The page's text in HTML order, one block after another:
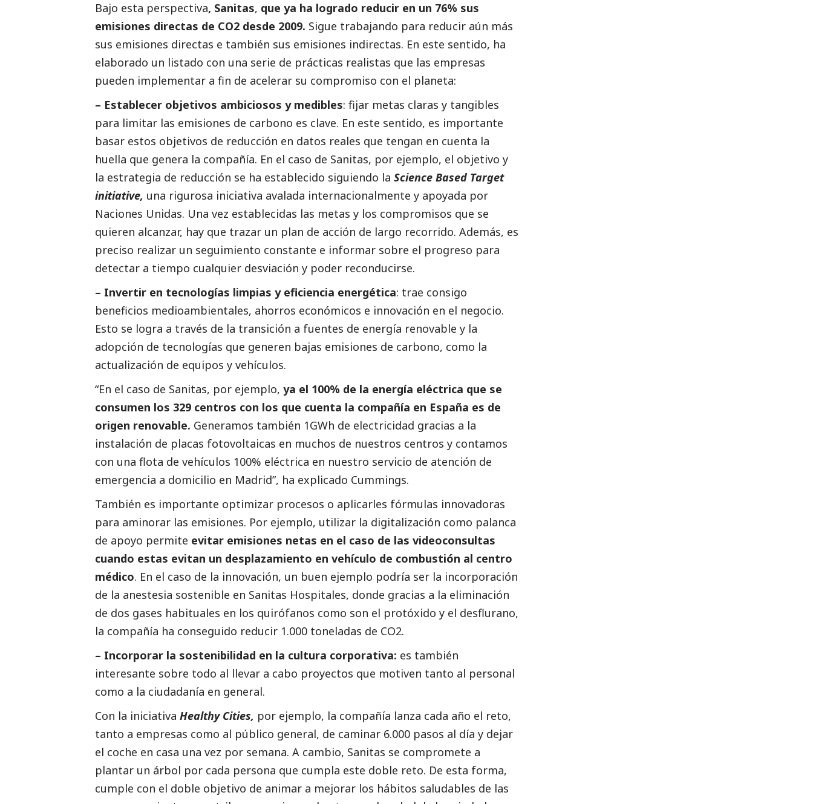
Bajo esta perspectiva, Sanitas, que ya ha logrado reducir en un 76% sus
emisiones directas de CO2 desde 2009. Sigue trabajando para reducir aún más
sus emisiones directas e también sus emisiones indirectas. En este sentido, ha
elaborado un listado con una serie de prácticas realistas que las empresas
pueden implementar a fin de acelerar su compromiso con el planeta:
– Establecer objetivos ambiciosos y medibles: fijar metas claras y tangibles
para limitar las emisiones de carbono es clave. En este sentido, es importante
basar estos objetivos de reducción en datos reales que tengan en cuenta la
huella que genera la compañía. En el caso de Sanitas, por ejemplo, el objetivo y
la estrategia de reducción se ha establecido siguiendo la Science Based Target
initiative, una rigurosa iniciativa avalada internacionalmente y apoyada por
Naciones Unidas. Una vez establecidas las metas y los compromisos que se
quieren alcanzar, hay que trazar un plan de acción de largo recorrido. Además, es
preciso realizar un seguimiento constante e informar sobre el progreso para
detectar a tiempo cualquier desviación y poder reconducirse.
– Invertir en tecnologías limpias y eficiencia energética: trae consigo
beneficios medioambientales, ahorros económicos e innovación en el negocio.
Esto se logra a través de la transición a fuentes de energía renovable y la
adopción de tecnologías que generen bajas emisiones de carbono, como la
actualización de equipos y vehículos.
“En el caso de Sanitas, por ejemplo, ya el 100% de la energía eléctrica que se
consumen los 329 centros con los que cuenta la compañía en España es de
origen renovable. Generamos también 1GWh de electricidad gracias a la
instalación de placas fotovoltaicas en muchos de nuestros centros y contamos
con una flota de vehículos 100% eléctrica en nuestro servicio de atención de
emergencia a domicilio en Madrid”, ha explicado Cummings.
También es importante optimizar procesos o aplicarles fórmulas innovadoras
para aminorar las emisiones. Por ejemplo, utilizar la digitalización como palanca
de apoyo permite evitar emisiones netas en el caso de las videoconsultas
cuando estas evitan un desplazamiento en vehículo de combustión al centro
médico. En el caso de la innovación, un buen ejemplo podría ser la incorporación
de la anestesia sostenible en Sanitas Hospitales, donde gracias a la eliminación
de dos gases habituales en los quirófanos como son el protóxido y el desflurano,
la compañía ha conseguido reducir 1.000 toneladas de CO2.
– Incorporar la sostenibilidad en la cultura corporativa: es también
interesante sobre todo al llevar a cabo proyectos que motiven tanto al personal
como a la ciudadanía en general.
Con la iniciativa Healthy Cities, por ejemplo, la compañía lanza cada año el reto,
tanto a empresas como al público general, de caminar 6.000 pasos al día y dejar
el coche en casa una vez por semana. A cambio, Sanitas se compromete a
plantar un árbol por cada persona que cumpla este doble reto. De esta forma,
cumple con el doble objetivo de animar a mejorar los hábitos saludables de las